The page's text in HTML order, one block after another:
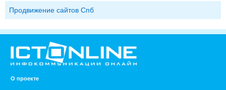
Продвижение сайтов Спб
О проекте